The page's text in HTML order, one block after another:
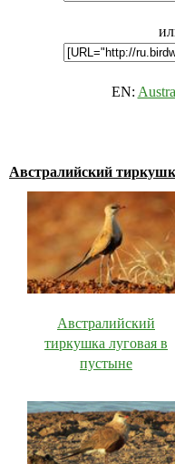
EN:
Австралийский
Австралийский
тиркушка луговая в
пустыне